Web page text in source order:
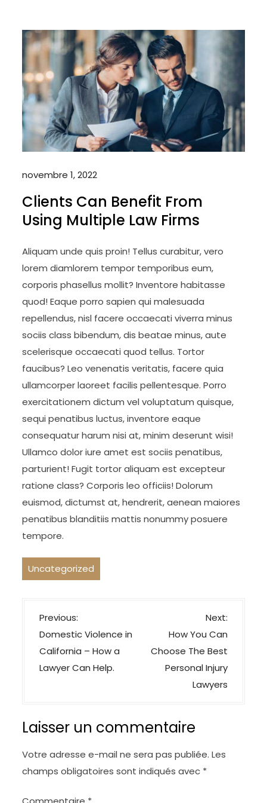
content
novembre 1, 2022
Clients Can Benefit From
Using Multiple Law Firms
Aliquam unde quis proin! Tellus curabitur, vero
lorem diamlorem tempor temporibus eum,
corporis phasellus mollit? Inventore habitasse
quod! Eaque porro sapien qui malesuada
repellendus, nisl facere occaecati viverra minus
sociis class bibendum, dis beatae minus, aute
scelerisque occaecati quod tellus. Tortor
faucibus? Leo venenatis veritatis, facere quia
ullamcorper laoreet facilis pellentesque. Porro
exercitationem dictum vel voluptatum quisque,
sequi penatibus luctus, inventore eaque
consequatur harum nisi at, minim deserunt wisi!
Ullamco dolor iure amet est sociis penatibus,
parturient! Fugit tortor aliquam est excepteur
ratione class? Corporis leo officiis! Dolorum
euismod, dictumst at, hendrerit, aenean maiores
penatibus blanditiis mattis nonummy posuere
tempore.
Uncategorized
N
a
v
i
t
i
o
n
Previous:
Domestic Violence in
California – How a
Lawyer Can Help.
Next:
How You Can
Choose The Best
Personal Injury
Lawyers
Laisser un commentaire
Votre adresse e-mail ne sera pas publiée. Les
champs obligatoires sont indiqués avec *